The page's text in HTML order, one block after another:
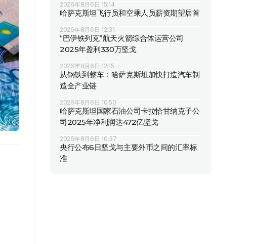
2026年8月6日 15:14
哈萨克斯坦飞行员和空乘人员薪资期望居首
2026年8月6日 12:31
“巴伊铁列克”航天火箭综合体运营公司
2025年盈利330万坚戈
2026年8月6日 12:15
从钢铁到整车：哈萨克斯坦加快打造汽车制
造全产业链
2026年8月6日 10:50
哈萨克斯坦国家石油公司卡拉恰甘纳克子公
司2025年净利润达472亿坚戈
2026年8月6日 10:37
央行公布6日坚戈与主要外币之间的汇率标
准